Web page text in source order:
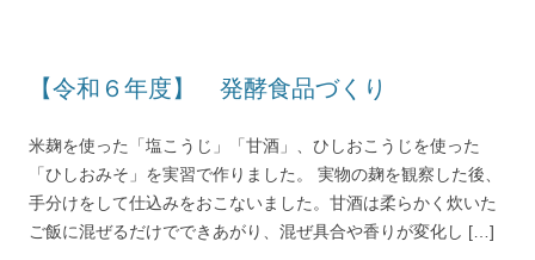
【令和６年度】 発酵食品づくり
米麹を使った「塩こうじ」「甘酒」、ひしおこうじを使った
「ひしおみそ」を実習で作りました。 実物の麹を観察した後、
手分けをして仕込みをおこないました。甘酒は柔らかく炊いた
ご飯に混ぜるだけでできあがり、混ぜ具合や香りが変化し […]